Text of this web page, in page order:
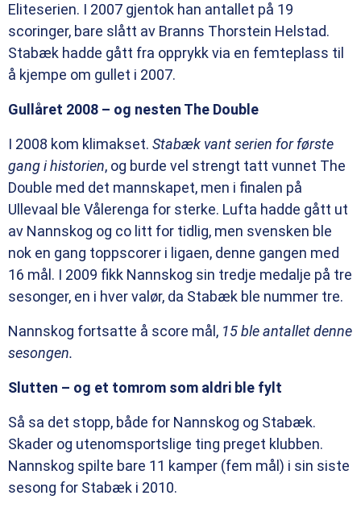
Eliteserien. I 2007 gjentok han antallet på 19
scoringer, bare slått av Branns Thorstein Helstad.
Stabæk hadde gått fra opprykk via en femteplass til
å kjempe om gullet i 2007.
Gullåret 2008 – og nesten The Double
I 2008 kom klimakset. Stabæk vant serien for første
gang i historien, og burde vel strengt tatt vunnet The
Double med det mannskapet, men i finalen på
Ullevaal ble Vålerenga for sterke. Lufta hadde gått ut
av Nannskog og co litt for tidlig, men svensken ble
nok en gang toppscorer i ligaen, denne gangen med
16 mål. I 2009 fikk Nannskog sin tredje medalje på tre
sesonger, en i hver valør, da Stabæk ble nummer tre.
Nannskog fortsatte å score mål, 15 ble antallet denne
sesongen.
Slutten – og et tomrom som aldri ble fylt
Så sa det stopp, både for Nannskog og Stabæk.
Skader og utenomsportslige ting preget klubben.
Nannskog spilte bare 11 kamper (fem mål) i sin siste
sesong for Stabæk i 2010.